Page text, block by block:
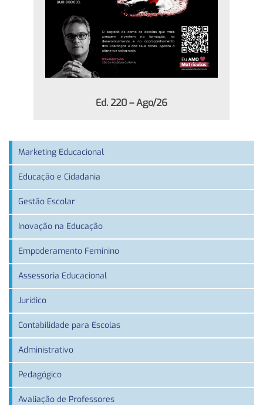
Ed. 220 – Ago/26
Marketing Educacional
Educação e Cidadania
Gestão Escolar
Inovação na Educação
Empoderamento Feminino
Assessoria Educacional
Jurídico
Contabilidade para Escolas
Administrativo
Pedagógico
Avaliação de Professores